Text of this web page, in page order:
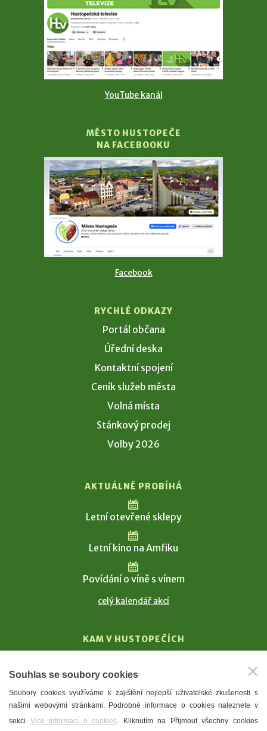
YouTube kanál
MĚSTO HUSTOPEČE
NA FACEBOOKU
Facebook
RYCHLÉ ODKAZY
Portál občana
Úřední deska
Kontaktní spojení
Ceník služeb města
Volná místa
Stánkový prodej
Volby 2026
AKTUÁLNĚ PROBÍHÁ
Letní otevřené sklepy
Letní kino na Amfiku
Povídání o víně s vínem
celý kalendář akcí
KAM V HUSTOPEČÍCH
T. G. Masaryk
Mandloně
Ubytování
Souhlas se soubory cookies
Soubory cookies využíváme k zajištění nejlepší uživatelské zkušenosti s
našimi webovými stránkami. Podrobné informace o cookies naleznete v
sekci Více informací o cookies. Kliknutím na Přijmout všechny cookies